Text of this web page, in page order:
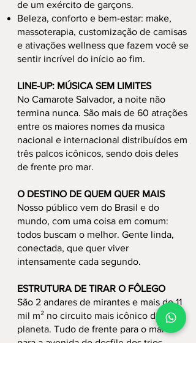
de um exército de garçons.
Beleza, conforto e bem-estar: make,
massoterapia, customização de camisas
e ativações wellness que fazem você se
sentir incrível do início ao fim.
LINE-UP: MÚSICA SEM LIMITES
No Camarote Salvador, a noite não
termina nunca. São mais de 60 atrações
entre os maiores nomes da musica
nacional e internacional distribuídos em
três palcos icônicos, sendo dois deles
de frente pro mar.
O DESTINO DE QUEM QUER MAIS
Nosso público vem do Brasil e do
mundo, com uma coisa em comum:
todos buscam o melhor. Gente linda,
conectada, que quer viver
intensamente cada segundo.
ESTRUTURA DE TIRAR O FÔLEGO
São 2 andares de mirantes e mais de 11
mil m² no circuito mais icônico do
planeta. Tudo de frente para o mar e
para a avenida do desfile dos trios.